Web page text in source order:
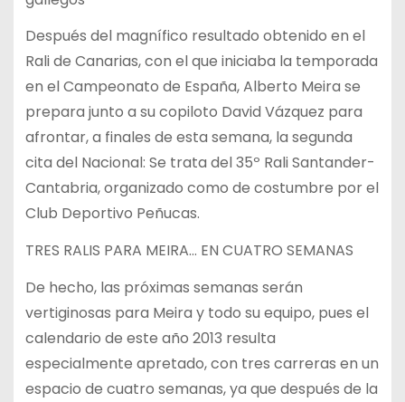
Después del magnífico resultado obtenido en el
Rali de Canarias, con el que iniciaba la temporada
en el Campeonato de España, Alberto Meira se
prepara junto a su copiloto David Vázquez para
afrontar, a finales de esta semana, la segunda
cita del Nacional: Se trata del 35º Rali Santander-
Cantabria, organizado como de costumbre por el
Club Deportivo Peñucas.
TRES RALIS PARA MEIRA… EN CUATRO SEMANAS
De hecho, las próximas semanas serán
vertiginosas para Meira y todo su equipo, pues el
calendario de este año 2013 resulta
especialmente apretado, con tres carreras en un
espacio de cuatro semanas, ya que después de la